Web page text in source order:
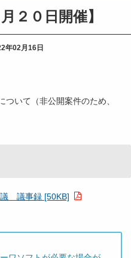
２０日開催】
年02月16日
いて（非公開案件のため、
議 議事録 [50KB]